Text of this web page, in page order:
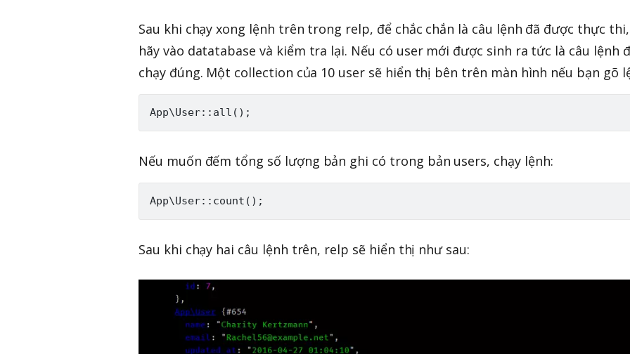
Sau khi chạy xong lệnh trên trong relp, để chắc chắn là câu lệnh đã được thực thi,
hãy vào datatabase và kiểm tra lại. Nếu có user mới được sinh ra tức là câu lệnh
chạy đúng. Một collection của 10 user sẽ hiển thị bên trên màn hình nếu bạn gõ
Nếu muốn đếm tổng số lượng bản ghi có trong bản users, chạy lệnh:
Sau khi chạy hai câu lệnh trên, relp sẽ hiển thị như sau: